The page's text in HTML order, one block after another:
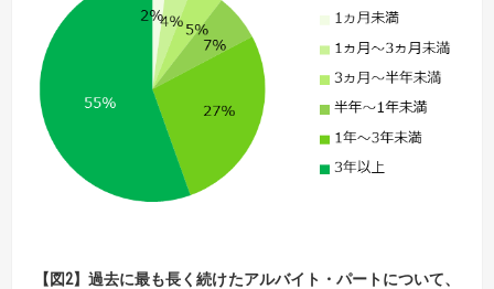
【 図2】過去に最も長く続けたアルバイト・パートについて、